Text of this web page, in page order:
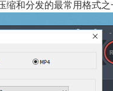
和分发的最常用格式之